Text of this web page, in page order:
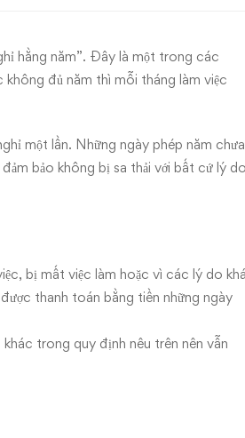
hằng năm”. Đây là một trong các
không đủ năm thì mỗi tháng làm việc
một lần. Những ngày phép năm chưa
bảo không bị sa thải với bất cứ lý do
bị mất việc làm hoặc vì các lý do
thanh toán bằng tiền những ngày
trong quy định nêu trên nên vẫn